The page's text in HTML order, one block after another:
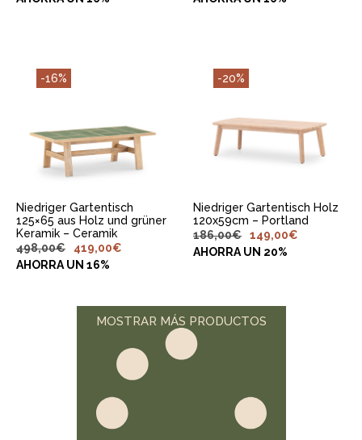
-16%
LEGEN
Niedriger Gartentisch
125×65 aus Holz und grüner
Keramik – Ceramik
498,00€ 419,00€
AHORRA UN 16%
-20%
WARENKORB
LEGEN
Niedriger Gartentisch Holz
120x59cm – Portland
186,00€ 149,00€
AHORRA UN 20%
MOSTRAR MÁS PRODUCTOS